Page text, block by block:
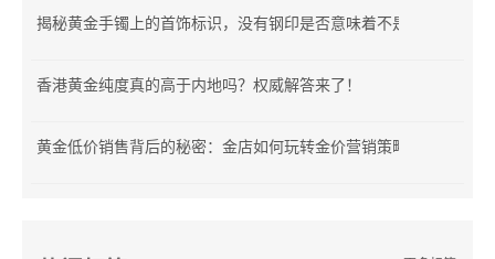
揭秘黄金手镯上的首饰标识，没有钢印是否意味着不是正品？
香港黄金纯度真的高于内地吗？权威解答来了！
黄金低价销售背后的秘密：金店如何玩转金价营销策略？